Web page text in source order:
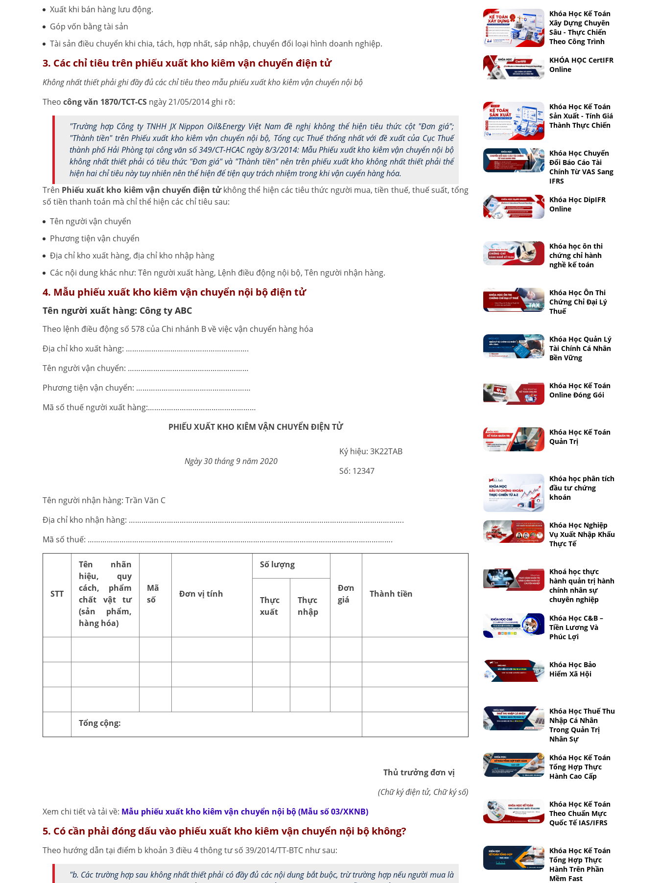
Xuất khi bán hàng lưu động.
Góp vốn bằng tài sản
Tài sản điều chuyển khi chia, tách, hợp nhất, sáp nhập, chuyển đổi loại hình doanh nghiệp.
3. Các chỉ tiêu trên phiếu xuất kho kiêm vận chuyển điện tử
Không nhất thiết phải ghi đầy đủ các chỉ tiêu theo mẫu phiếu xuất kho kiêm vận chuyển nội bộ
Theo công văn 1870/TCT-CS ngày 21/05/2014 ghi rõ:
"Trường hợp Công ty TNHH JX Nippon Oil&Energy Việt Nam đề nghị không thể hiện tiêu thức cột "Đơn giá";
"Thành tiền" trên Phiếu xuất kho kiêm vận chuyển nội bộ, Tổng cục Thuế thống nhất với đề xuất của Cục Thuế
thành phố Hải Phòng tại công văn số 349/CT-HCAC ngày 8/3/2014: Mẫu Phiếu xuất kho kiêm vận chuyển nội bộ
không nhất thiết phải có tiêu thức "Đơn giá" và "Thành tiền" nên trên phiếu xuất kho không nhất thiết phải thể
hiện hai chỉ tiêu này tuy nhiên nên thể hiện để tiện quy trách nhiệm trong khi vận cuyển hàng hóa.
Trên Phiếu xuất kho kiêm vận chuyển điện tửkhông thể hiện các tiêu thức người mua, tiền thuế, thuế suất, tổng
số tiền thanh toán mà chỉ thể hiện các chỉ tiêu sau:
Tên người vận chuyển
Phương tiện vận chuyển
Địa chỉ kho xuất hàng, địa chỉ kho nhập hàng
Các nội dung khác như: Tên người xuất hàng, Lệnh điều động nội bộ, Tên người nhận hàng.
4. Mẫu phiếu xuất kho kiêm vận chuyển nội bộ điện tử
Tên người xuất hàng: Công ty ABC
Theo lệnh điều động số 578 của Chi nhánh B về việc vận chuyển hàng hóa
Địa chỉ kho xuất hàng: ………………………………………………….
Tên người vận chuyển: …………………………………………………
Phương tiện vận chuyển: ………………………………………………
Mã số thuế người xuất hàng:……………………………………………
PHIẾU XUẤT KHO KIÊM VẬN CHUYỂN ĐIỆN TỬ
Ngày30tháng9năm 2020
Ký hiệu: 3K22TAB
Số: 12347
Tên người nhận hàng: Trần Văn C
Địa chỉ kho nhận hàng: ……………………………………………….…………………….…………………….…………………….
Mã số thuế: ………………………………………………………………………………….…………………….…………………….
STT
Tên nhãn
hiệu, quy
cách, phẩm
chất vật tư
(sản phẩm,
hàng hóa)
Mã
số
Đơn vị tính
Số lượng
Đơn
giá
Thành tiền
Thực
xuất
Thực
nhập
Tổng cộng:
Thủ trưởng đơn vị
(Chữ ký điện tử, Chữ ký số)
Xem chi tiết và tải về: Mẫu phiếu xuất kho kiêm vận chuyển nội bộ (Mẫu số 03/XKNB)
5. Có cần phải đóng dấu vào phiếu xuất kho kiêm vận chuyển nội bộ không?
Theo hướng dẫn tại điểm b khoản 3 điều 4 thông tư số 39/2014/TT-BTC như sau:
"b. Các trường hợp sau không nhất thiết phải có đầy đủ các nội dung bắt buộc, trừ trường hợp nếu người mua là
Khóa Học Kế Toán
Xây Dựng Chuyên
Sâu - Thực Chiến
Theo Công Trình
KHÓA HỌC CertIFR
Online
Khóa Học Kế Toán
Sản Xuất - Tính Giá
Thành Thực Chiến
Khóa Học Chuyển
Đổi Báo Cáo Tài
Chính Từ VAS Sang
IFRS
Khóa Học DipIFR
Online
Khóa học ôn thi
chứng chỉ hành
nghề kế toán
Khóa Học Ôn Thi
Chứng Chỉ Đại Lý
Thuế
Khóa Học Quản Lý
Tài Chính Cá Nhân
Bền Vững
Khóa Học Kế Toán
Online Đóng Gói
Khóa Học Kế Toán
Quản Trị
Khóa học phân tích
đầu tư chứng
khoán
Khóa Học Nghiệp
Vụ Xuất Nhập Khẩu
Thực Tế
Khoá học thực
hành quản trị hành
chính nhân sự
chuyên nghiệp
Khóa Học C&B –
Tiền Lương Và
Phúc Lợi
Khóa Học Bảo
Hiểm Xã Hội
Khóa Học Thuế Thu
Nhập Cá Nhân
Trong Quản Trị
Nhân Sự
Khóa Học Kế Toán
Tổng Hợp Thực
Hành Cao Cấp
Khóa Học Kế Toán
Theo Chuẩn Mực
Quốc Tế IAS/IFRS
Khóa Học Kế Toán
Tổng Hợp Thực
Hành Trên Phần
Mềm Fast